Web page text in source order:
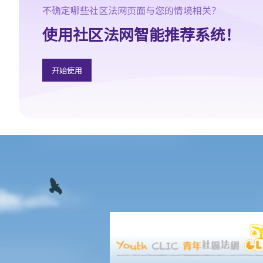
3. 我收到的假期工资需要课税吗？
4. 我被公司解雇，并获雇主支付 (a) 代通知金和 (b) 遣散费 / 长期服
务金。该两笔款项是否要课税？
5. 我退休时收取的折算退休金（类似一笔过退休金）是否须课税？
另外，按月收取的退休金又是否须课税？
划中收取的款项（累算权益）是否要课税？
否将这项收入平均地拨回第一份合约的有关期间（即分开两个年
度）计税？
9. 如雇主免租提供居所给雇员，此项福利会怎样被评税？
10. 如雇主并无提供居所给雇员，但为雇员支付 / 补贴全部或部分租
金，该款项将如何被评税？
不确定哪些社区法网页面与您的情境相关？
使用社区法网智能推荐系统！
开始使用